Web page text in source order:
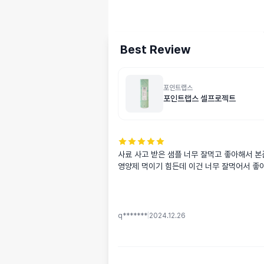
Best Review
포인트랩스
포인트랩스 셀프로젝트
사료 사고 받은 샘플 너무 잘먹고 좋아해서 본
영양제 먹이기 힘든데 이건 너무 잘먹어서 좋
q******* 2024.12.26